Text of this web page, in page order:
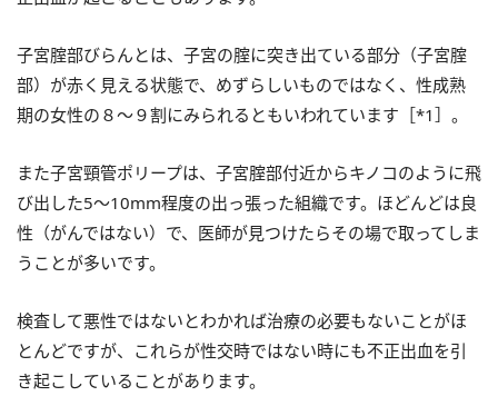
子宮腟部びらんとは、子宮の腟に突き出ている部分（子宮腟
部）が赤く見える状態で、めずらしいものではなく、性成熟
期の女性の８～９割にみられるともいわれています［*1］。
また子宮頸管ポリープは、子宮腟部付近からキノコのように飛
び出した5～10mm程度の出っ張った組織です。ほどんどは良
性（がんではない）で、医師が見つけたらその場で取ってしま
うことが多いです。
検査して悪性ではないとわかれば治療の必要もないことがほ
とんどですが、これらが性交時ではない時にも不正出血を引
き起こしていることがあります。